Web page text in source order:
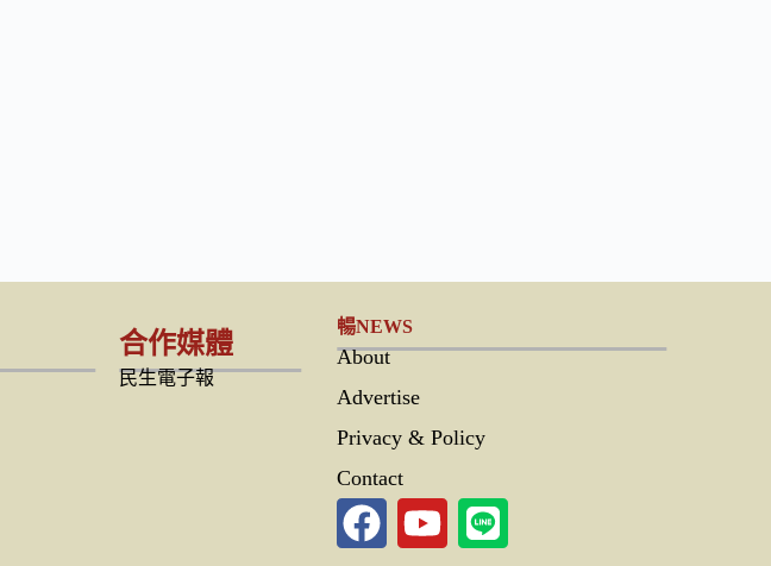
合作媒體
民生電子報
暢NEWS
About
Advertise
Privacy & Policy
Contact